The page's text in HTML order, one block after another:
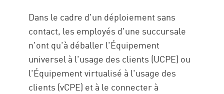
Dans le cadre d'un déploiement sans
contact, les employés d'une succursale
n'ont qu'à déballer l'Équipement
universel à l'usage des clients (UCPE) ou
l'Équipement virtualisé à l'usage des
clients (vCPE) et à le connecter à